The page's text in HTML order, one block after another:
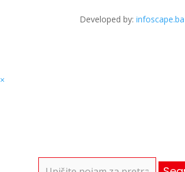
Developed by: infoscape.ba
×